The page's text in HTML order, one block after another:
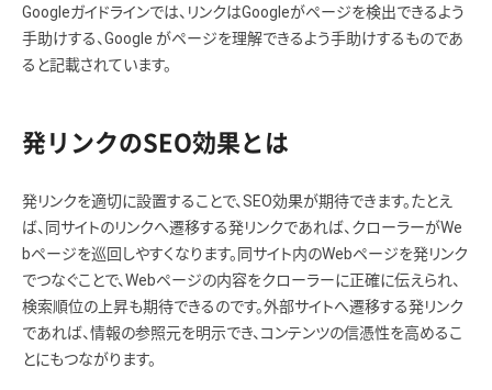
Googleガイドラインでは、リンクはGoogleがページを検出できるよう
手助けする、Google がページを理解できるよう手助けするものであ
ると記載されています。
発リンクのSEO効果とは
発リンクを適切に設置することで、SEO効果が期待できます。たとえ
ば、同サイトのリンクへ遷移する発リンクであれば、クローラーがWe
bページを巡回しやすくなります。同サイト内のWebページを発リンク
でつなぐことで、Webページの内容をクローラーに正確に伝えられ、
検索順位の上昇も期待できるのです。外部サイトへ遷移する発リンク
であれば、情報の参照元を明示でき、コンテンツの信憑性を高めるこ
とにもつながります。